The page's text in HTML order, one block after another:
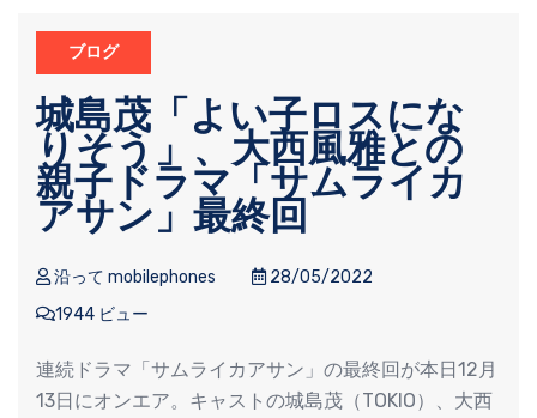
ブログ
城島茂「よい子ロスにな
りそう」、大西風雅との
親子ドラマ「サムライカ
アサン」最終回
沿って mobilephones
28/05/2022
1944 ビュー
連続ドラマ「サムライカアサン」の最終回が本日12月
13日にオンエア。キャストの城島茂（TOKIO）、大西